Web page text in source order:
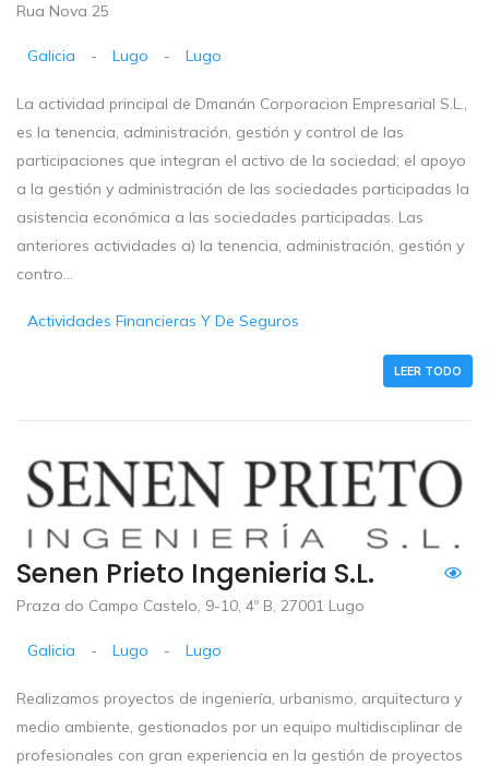
Rua Nova 25
Galicia - Lugo - Lugo
La actividad principal de Dmanán Corporacion Empresarial S.L.,
es la tenencia, administración, gestión y control de las
participaciones que integran el activo de la sociedad; el apoyo
a la gestión y administración de las sociedades participadas la
asistencia económica a las sociedades participadas. Las
anteriores actividades a) la tenencia, administración, gestión y
contro...
Actividades Financieras Y De Seguros
LEER TODO
Senen Prieto Ingenieria S.L.
Praza do Campo Castelo, 9-10, 4º B, 27001 Lugo
Galicia - Lugo - Lugo
Realizamos proyectos de ingeniería, urbanismo, arquitectura y
medio ambiente, gestionados por un equipo multidisciplinar de
profesionales con gran experiencia en la gestión de proyectos